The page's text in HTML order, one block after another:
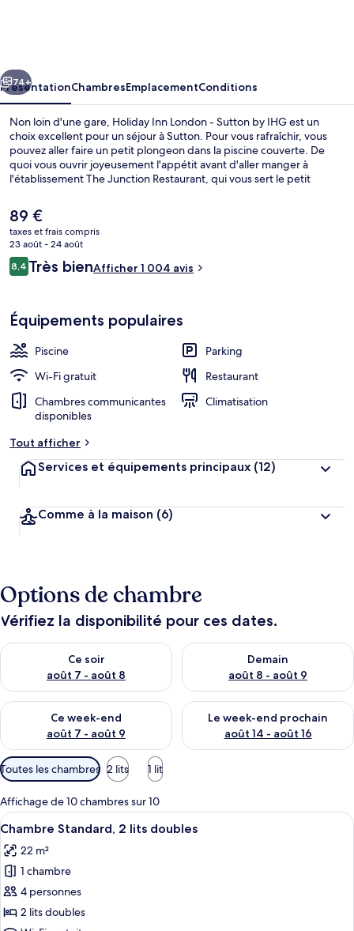
Sutton
by
IHG
Suivant
74+
PrésentationChambresEmplacementConditions
Non loin d'une gare, Holiday Inn London - Sutton by IHG est un
choix excellent pour un séjour à Sutton. Pour vous rafraîchir, vous
pouvez aller faire un petit plongeon dans la piscine couverte. De
quoi vous ouvrir joyeusement l'appétit avant d'aller manger à
l'établissement The Junction Restaurant, qui vous sert le petit
trouve un bar / salon, un centre de remise en forme ouvert 24 h/24
et une salle de fitness. Sympa non ? Les autres voyageurs adorent le
personnel attentionné.
Le
prix
actuel
est
de
89 €
taxes et frais compris
23 août - 24 août
Avis
voyageurs
8,48,4 sur 10
Très bienAfficher 1 004 avis
Équipements populaires
Piscine
Parking
Wi-Fi gratuit
Restaurant
Chambres communicantes
disponibles
Climatisation
Tout afficher
Services et équipements principaux (12)
Comme à la maison (6)
Options de chambre
Vérifiez la disponibilité pour ces dates.
Ce soir
août 7 - août 8
Vérifier la disponibilité pour ce soir août 7 - août 8
Demain
août 8 - août 9
Vérifier la disponibilité pour
Ce week-end
août 7 - août 9
Vérifier la disponibilité pour ce week-end août 7 - août 9
Le week-end prochain
août 14 - août 16
Vérifier la disponibilité pour
Filtres
disponibles
pour
les
chambres
Toutes les chambres 2 lits 1 lit
Affichage de 10 chambres sur 10
Afficher
toutes
les
photos
pour
ce
Une chambre d’hôtel avec deux lits,
4
Chambre Standard, 2 lits doubles
22 m²
1 chambre
4 personnes
2 lits doubles